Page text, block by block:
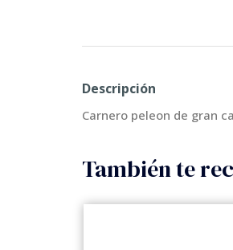
Descripción
Carnero peleon de gran
También te